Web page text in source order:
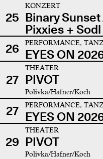
25
KONZERT
Binary
Pixxies + Sodl
26
PERFORMANCE,
EYES ON
27
THEATER
PIVOT
Polivka/Hafner/Koch
27 PERFORMANCE,
EYES ON
29
THEATER
PIVOT
Polivka/Hafner/Koch